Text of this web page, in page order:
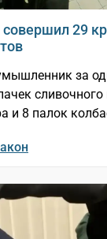
29
за
и 8 палок